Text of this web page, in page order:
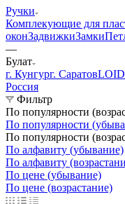
Ручки
Комплекующие для
оконЗадвижкиЗамки
—
Булат
г. Кунгург. СаратовLOID
Россия
Фильтр
По популярности
По популярности
По популярности
По алфавиту (убывание)
По алфавиту
По цене (убывание)
По цене (возрастание)